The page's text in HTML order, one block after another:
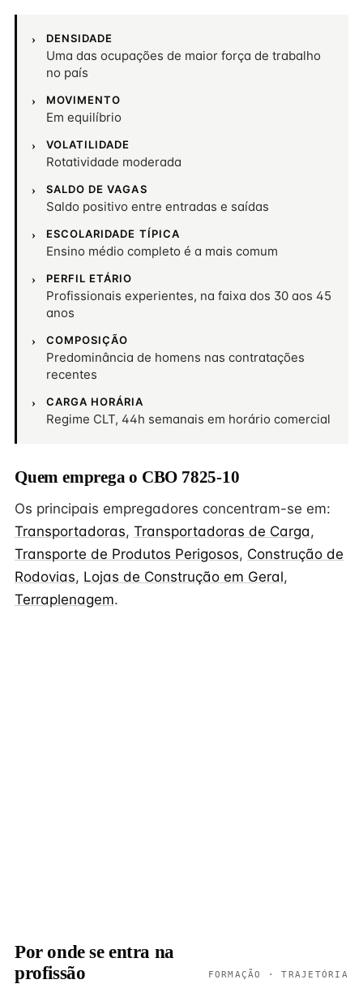
DENSIDADE
Uma das ocupações de maior força de trabalho
no país
MOVIMENTO
Em equilíbrio
VOLATILIDADE
Rotatividade moderada
SALDO DE VAGAS
Saldo positivo entre entradas e saídas
ESCOLARIDADE TÍPICA
Ensino médio completo é a mais comum
PERFIL ETÁRIO
Profissionais experientes, na faixa dos 30 aos 45
anos
COMPOSIÇÃO
Predominância de homens nas contratações
recentes
CARGA HORÁRIA
Regime CLT, 44h semanais em horário comercial
Quem emprega o CBO 7825-10
Os principais empregadores concentram-se em:
Transportadoras, Transportadoras de Carga,
Transporte de Produtos Perigosos, Construção de
Rodovias, Lojas de Construção em Geral,
Terraplenagem.
Por onde se entra na
profissão
FORMAÇÃO · TRAJETÓRIA